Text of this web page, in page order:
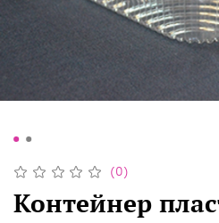
(0)
Контейнер